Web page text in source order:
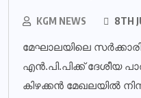
KGM NEWS 8TH
മേഘാലയിലെ
എന്‍.പി.പിക്ക് ദേശീയ
കിഴക്കന്‍ മേഖലയില്‍